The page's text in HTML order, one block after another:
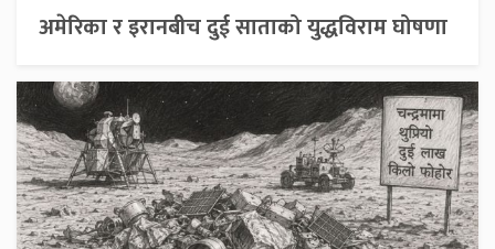
अमेरिका र इरानबीच दुई साताको युद्धविराम घोषणा